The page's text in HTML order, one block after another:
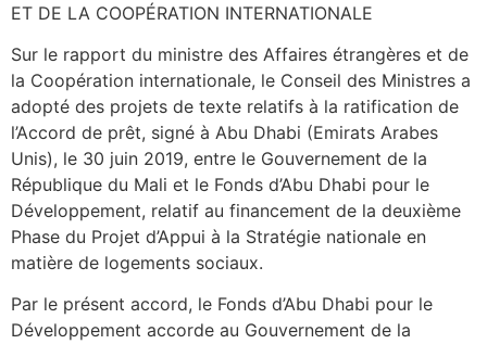
ET DE LA COOPÉRATION INTERNATIONALE
Sur le rapport du ministre des Affaires étrangères et de
la Coopération internationale, le Conseil des Ministres a
adopté des projets de texte relatifs à la ratification de
l’Accord de prêt, signé à Abu Dhabi (Emirats Arabes
Unis), le 30 juin 2019, entre le Gouvernement de la
République du Mali et le Fonds d’Abu Dhabi pour le
Développement, relatif au financement de la deuxième
Phase du Projet d’Appui à la Stratégie nationale en
matière de logements sociaux.
Par le présent accord, le Fonds d’Abu Dhabi pour le
Développement accorde au Gouvernement de la